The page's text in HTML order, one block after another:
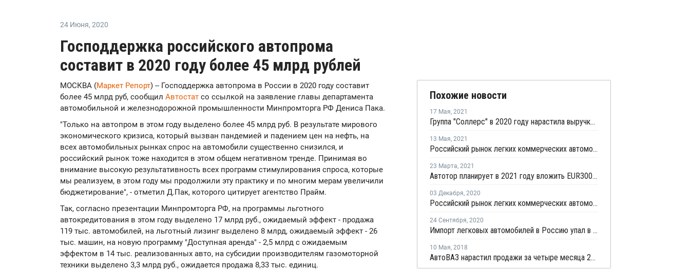
24 Июня, 2020
Господдержка российского автопрома
составит в 2020 году более 45 млрд рублей
МОСКВА (Маркет Репорт) -- Господдержка автопрома в России в 2020 году составит
более 45 млрд руб, сообщил Автостат со ссылкой на заявление главы департамента
автомобильной и железнодорожной промышленности Минпромторга РФ Дениса Пака.
"Только на автопром в этом году выделено более 45 млрд руб. В результате мирового
экономического кризиса, который вызван пандемией и падением цен на нефть, на
всех автомобильных рынках спрос на автомобили существенно снизился, и
российский рынок тоже находится в этом общем негативном тренде. Принимая во
внимание высокую результативность всех программ стимулирования спроса, которые
мы реализуем, в этом году мы продолжили эту практику и по многим мерам увеличили
бюджетирование", - отметил Д.Пак, которого цитирует агентство Прайм.
Так, согласно презентации Минпромторга РФ, на программы льготного
автокредитования в этом году выделено 17 млрд руб., ожидаемый эффект - продажа
119 тыс. автомобилей, на льготный лизинг выделено 8 млрд, ожидаемый эффект - 26
тыс. машин, на новую программу "Доступная аренда" - 2,5 млрд с ожидаемым
эффектом в 14 тыс. реализованных авто, на субсидии производителям газомоторной
техники выделено 3,3 млрд руб., ожидается продажа 8,33 тыс. единиц.
Похожие новости
17 Мая, 2021
Группа "Соллерс" в 2020 году нарастила выручку на 14%
13 Мая, 2021
Российский рынок легких коммерческих автомобилей в первом квартале остался на шестом месте в Европе
23 Марта, 2021
Автотор планирует в 2021 году вложить EUR300 млн в развитие производства
03 Декабря, 2020
Российский рынок легких коммерческих автомобилей в октябре занял шестое место в Европе
24 Сентября, 2020
Импорт легковых автомобилей в Россию упал в январе - июле более чем на треть
10 Мая, 2018
АвтоВАЗ нарастил продажи за четыре месяца 2018 года на четверть